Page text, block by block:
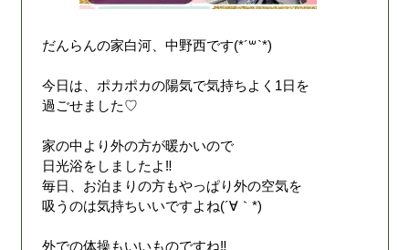
だんらんの家白河、中野西です(*´꒳`*)
今日は、ポカポカの陽気で気持ちよく1日を
過ごせました♡
家の中より外の方が暖かいので
日光浴をしましたよ‼︎
毎日、お泊まりの方もやっぱり外の空気を
吸うのは気持ちいいですよね(´∀｀*)
外での体操もいいものですね‼︎